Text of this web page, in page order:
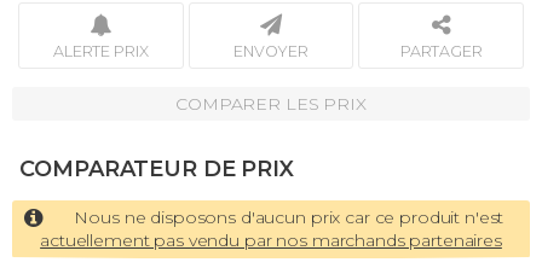
ALERTE PRIX ENVOYER PARTAGER
COMPARER LES PRIX
COMPARATEUR DE PRIX
Nous ne disposons d'aucun prix car ce produit n'est
actuellement pas vendu par nos marchands partenaires